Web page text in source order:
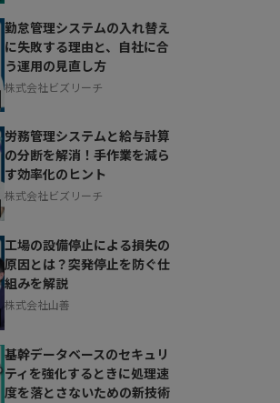
勤怠管理システムの入れ替え
に失敗する理由と、自社に合
う運用の見直し方
株式会社ビズリーチ
労務管理システムと給与計算
の分断を解消！手作業を減ら
す効率化のヒント
株式会社ビズリーチ
工場の設備停止による損失の
原因とは？突発停止を防ぐ仕
組みを解説
株式会社山善
基幹データベースのセキュリ
ティを強化するときに処理速
度を落とさないための新技術